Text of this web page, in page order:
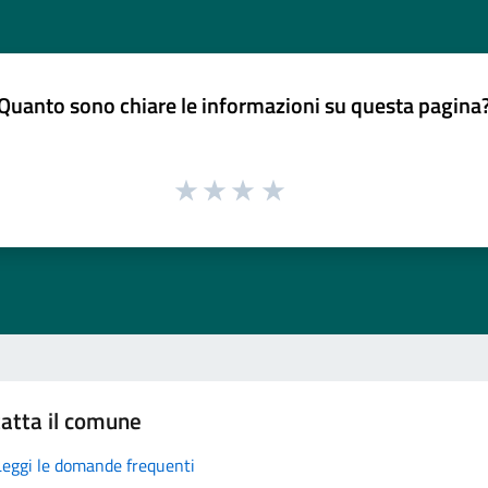
sono chiare le informazioni su questa
il comune
le domande frequenti